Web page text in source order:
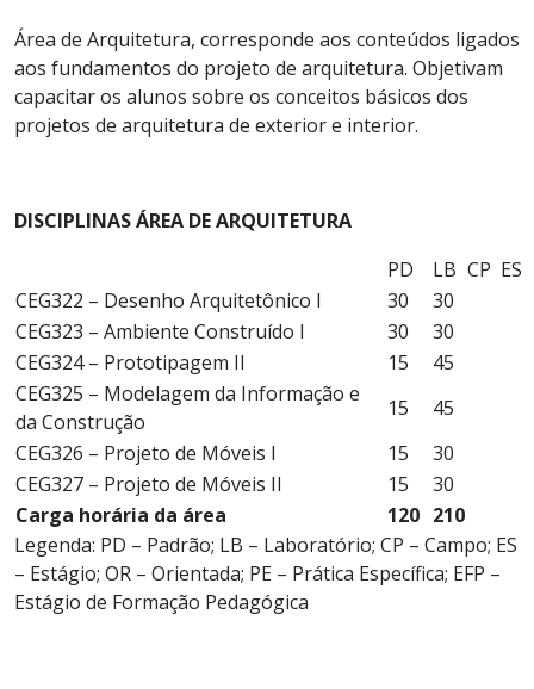
Área de Arquitetura, corresponde aos conteúdos ligados
aos fundamentos do projeto de arquitetura. Objetivam
capacitar os alunos sobre os conceitos básicos dos
projetos de arquitetura de exterior e interior.
DISCIPLINAS ÁREA DE ARQUITETURA
PD
LB CP ES
CEG322 – Desenho Arquitetônico I
30
30
CEG323 – Ambiente Construído I
30
30
CEG324 – Prototipagem II
15
45
CEG325 – Modelagem da Informação e
da Construção
15
45
CEG326 – Projeto de Móveis I
15
30
CEG327 – Projeto de Móveis II
15
30
Carga horária da área
120 210
Legenda: PD – Padrão; LB – Laboratório; CP – Campo; ES
– Estágio; OR – Orientada; PE – Prática Específica; EFP –
Estágio de Formação Pedagógica